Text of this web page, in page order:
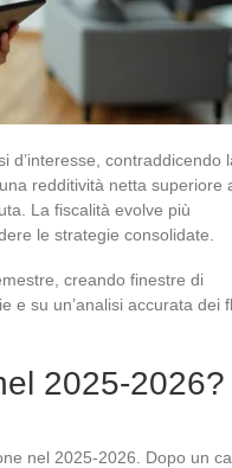
d’interesse, contraddicendo
redditività netta superiore
La fiscalità evolve più
le strategie consolidate.
creando finestre di
e su un’analisi accurata dei
2025-2026?
nel 2025-2026. Dopo un